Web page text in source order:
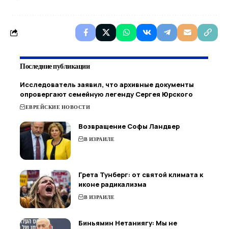
Последние публикации
Исследователь заявил, что архивные документы
опровергают семейную легенду Сергея Юрского
ЕВРЕЙСКИЕ НОВОСТИ
Возвращение Софы Ландвер
В ИЗРАИЛЕ
Грета Тунберг: от святой климата к
иконе радикализма
В ИЗРАИЛЕ
Биньямин Нетаниягу: Мы не